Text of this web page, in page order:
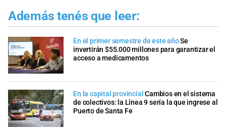
Además tenés que leer:
En el primer semestre de este añoSe
invertirán $55.000 millones para garantizar el
acceso a medicamentos
En la capital provincial Cambios en el sistema
de colectivos: la Línea 9 sería la que ingrese al
Puerto de Santa Fe